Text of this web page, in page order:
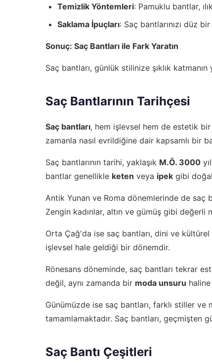
Temizlik Yöntemleri: Pamuklu bantlar,
Saklama İpuçları: Saç bantlarınızı düz
Sonuç: Saç Bantları ile Fark Yaratın
Saç bantları, günlük stilinize şıklık
Saç Bantlarının Tarihçesi
Saç bantları, hem işlevsel hem de estetik
zamanla nasıl evrildiğine dair kapsamlı bir
Saç bantlarının tarihi, yaklaşık M.Ö. 3000
bantlar genellikle keten veya ipek gibi
Antik Yunan ve Roma dönemlerinde de saç
Zengin kadınlar, altın ve gümüş gibi
Orta Çağ'da ise saç bantları, dini ve kültürel
işlevsel hale geldiği bir dönemdir.
Rönesans döneminde, saç bantları tekrar
değil, aynı zamanda bir moda unsuru
Günümüzde ise saç bantları, farklı stiller
tamamlamaktadır. Saç bantları, geçmişten
Saç Bantı Çeşitleri